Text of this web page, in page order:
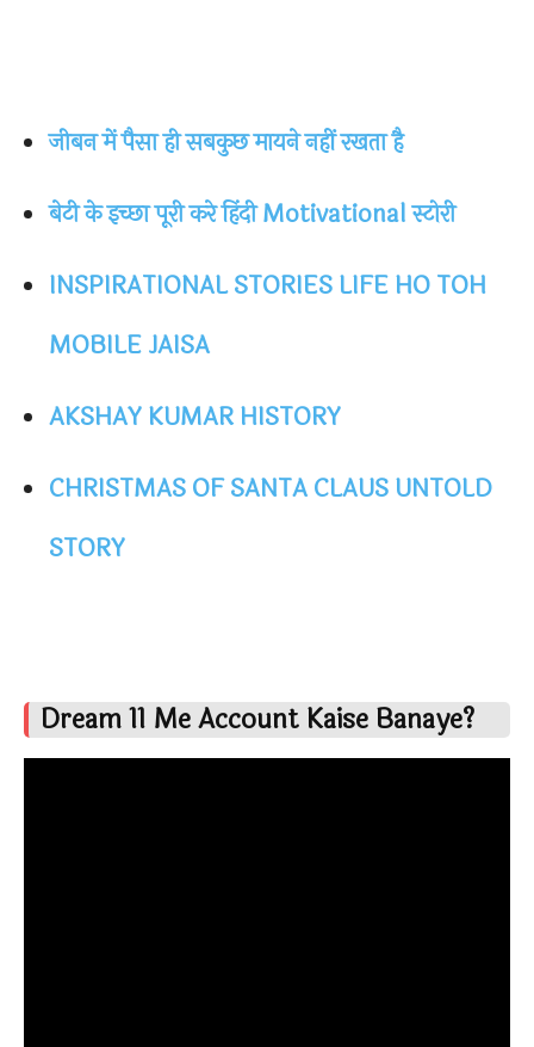
जीबन में पैसा ही सबकुछ मायने नहीं रखता है
बेटी के इच्छा पूरी करे हिंदी Motivational स्टोरी
INSPIRATIONAL STORIES LIFE HO TOH
MOBILE JAISA
AKSHAY KUMAR HISTORY
CHRISTMAS OF SANTA CLAUS UNTOLD
STORY
Dream 11 Me Account Kaise Banaye?